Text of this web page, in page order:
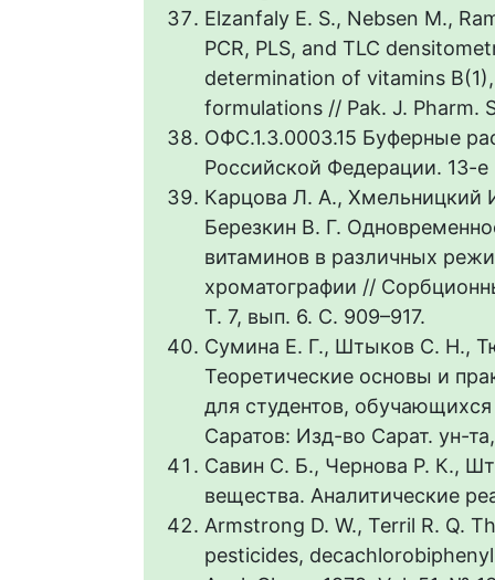
Elzanfaly E. S., Nebsen M.,
PCR, PLS, and TLC
determination of vitamins
formulations // Pak. J. Pharm.
ОФС.1.3.0003.15 Буферные
Российской Федерации. 13-е
Карцова Л. А., Хмельницкий
Березкин В. Г.
витаминов в различных
хроматографии //
Т. 7, вып. 6. С. 909–917.
Сумина Е. Г., Штыков С. Н.,
Теоретические основы и
для студентов,
Саратов: Изд-во Сарат. ун-
Савин С. Б., Чернова Р. К.,
вещества. Аналитические
Armstrong D. W., Terril R. Q.
pesticides,